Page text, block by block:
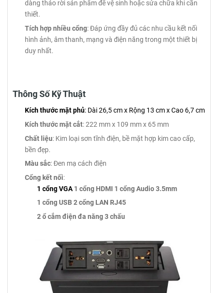
dàng tháo rời sản phẩm để vệ sinh hoặc sửa chữa khi cần
thiết.
Tích hợp nhiều cổng: Đáp ứng đầy đủ các nhu cầu kết nối
hình ảnh, âm thanh, mạng và điện năng trong một thiết bị
duy nhất.
Thông Số Kỹ Thuật
Kích thước mặt phủ: Dài 26,5 cm x Rộng 13 cm x Cao 6,7 cm
Kích thước mặt cắt: 222 mm x 109 mm x 65 mm
Chất liệu: Kim loại sơn tĩnh điện, bề mặt hợp kim cao cấp,
bền đẹp.
Màu sắc: Đen mạ cách điện
Cổng kết nối:
1 cổng VGA 1 cổng HDMI 1 cổng Audio 3.5mm
1 cổng USB2 cổng LAN RJ45
2 ổ cắm điện đa năng 3 chấu